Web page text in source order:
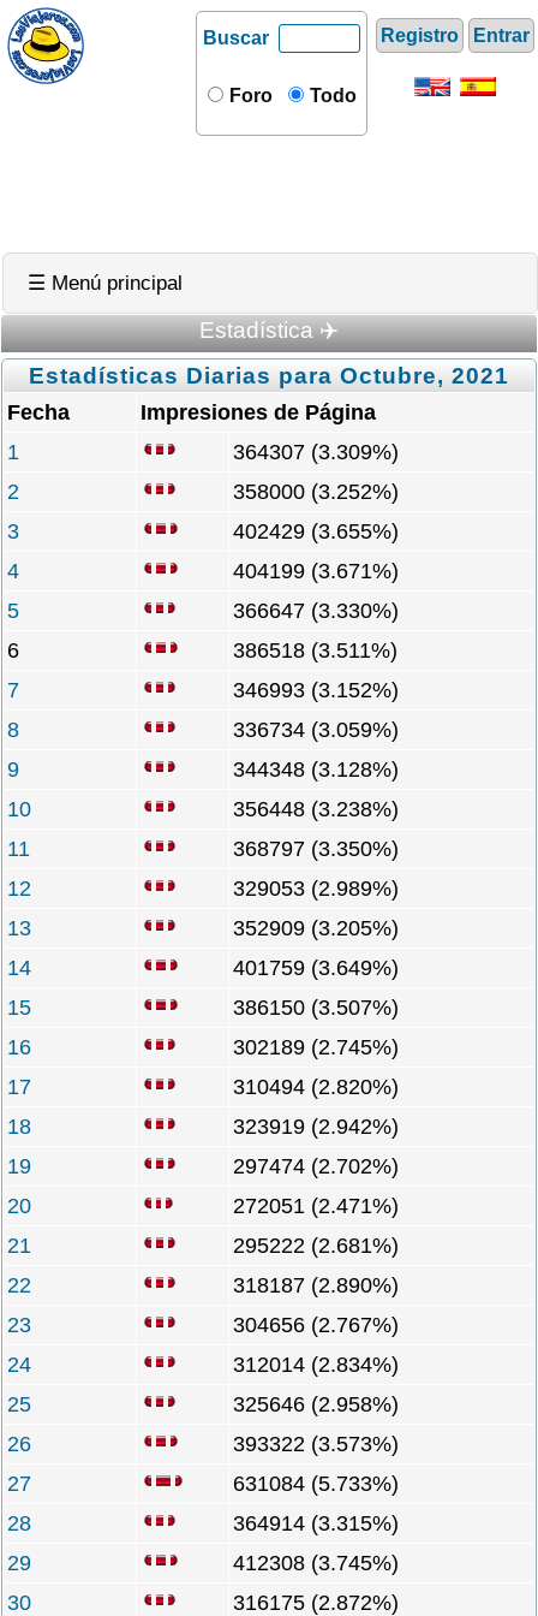
Registro Entrar
Buscar
Foro Todo
☰ Menú principal
Estadística ✈️
Estadísticas Diarias para Octubre, 2021
Fecha
Impresiones de Página
1
364307 (3.309%)
2
358000 (3.252%)
3
402429 (3.655%)
4
404199 (3.671%)
5
366647 (3.330%)
6
386518 (3.511%)
7
346993 (3.152%)
8
336734 (3.059%)
9
344348 (3.128%)
10
356448 (3.238%)
11
368797 (3.350%)
12
329053 (2.989%)
13
352909 (3.205%)
14
401759 (3.649%)
15
386150 (3.507%)
16
302189 (2.745%)
17
310494 (2.820%)
18
323919 (2.942%)
19
297474 (2.702%)
20
272051 (2.471%)
21
295222 (2.681%)
22
318187 (2.890%)
23
304656 (2.767%)
24
312014 (2.834%)
25
325646 (2.958%)
26
393322 (3.573%)
27
631084 (5.733%)
28
364914 (3.315%)
29
412308 (3.745%)
30
316175 (2.872%)